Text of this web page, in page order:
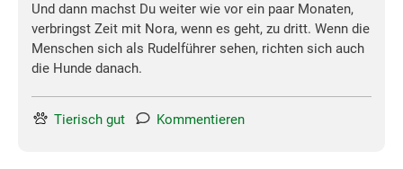
Und dann machst Du weiter wie vor ein paar Monaten,
verbringst Zeit mit Nora, wenn es geht, zu dritt. Wenn die
Menschen sich als Rudelführer sehen, richten sich auch
die Hunde danach.
Tierisch gut Kommentieren